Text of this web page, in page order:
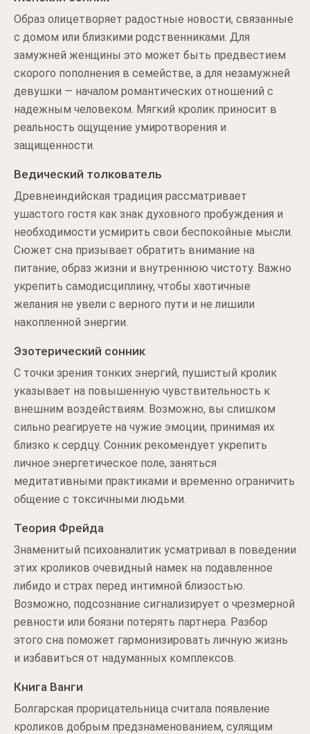
Образ олицетворяет радостные новости, связанные
с домом или близкими родственниками. Для
замужней женщины это может быть предвестием
скорого пополнения в семействе, а для незамужней
девушки — началом романтических отношений с
надежным человеком. Мягкий кролик приносит в
реальность ощущение умиротворения и
защищенности.
Ведический толкователь
Древнеиндийская традиция рассматривает
ушастого гостя как знак духовного пробуждения и
необходимости усмирить свои беспокойные мысли.
Сюжет сна призывает обратить внимание на
питание, образ жизни и внутреннюю чистоту. Важно
укрепить самодисциплину, чтобы хаотичные
желания не увели с верного пути и не лишили
накопленной энергии.
Эзотерический сонник
С точки зрения тонких энергий, пушистый кролик
указывает на повышенную чувствительность к
внешним воздействиям. Возможно, вы слишком
сильно реагируете на чужие эмоции, принимая их
близко к сердцу. Сонник рекомендует укрепить
личное энергетическое поле, заняться
медитативными практиками и временно ограничить
общение с токсичными людьми.
Теория Фрейда
Знаменитый психоаналитик усматривал в поведении
этих кроликов очевидный намек на подавленное
либидо и страх перед интимной близостью.
Возможно, подсознание сигнализирует о чрезмерной
ревности или боязни потерять партнера. Разбор
этого сна поможет гармонизировать личную жизнь
и избавиться от надуманных комплексов.
Книга Ванги
Болгарская прорицательница считала появление
кроликов добрым предзнаменованием, сулящим